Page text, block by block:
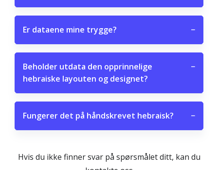
Er dataene mine trygge? −
Beholder utdata den opprinnelige
hebraiske layouten og designet?
−
Fungerer det på håndskrevet hebraisk? −
Hvis du ikke finner svar på spørsmålet ditt, kan du